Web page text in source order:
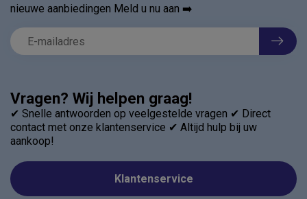
Vragen? Wij helpen graag!
✔ Snelle antwoorden op veelgestelde vragen ✔ Direct
contact met onze klantenservice ✔ Altijd hulp bij uw
aankoop!
Klantenservice
nieuwe aanbiedingen Meld u nu aan ➡️